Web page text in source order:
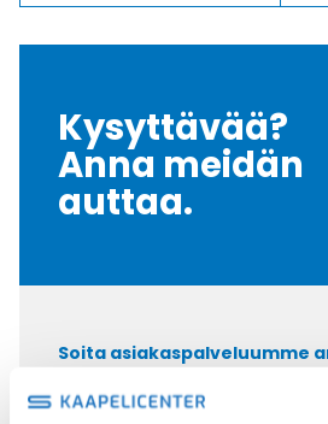
Kysyttävää?
Anna meidän
auttaa.
Soita asiakaspalveluumme